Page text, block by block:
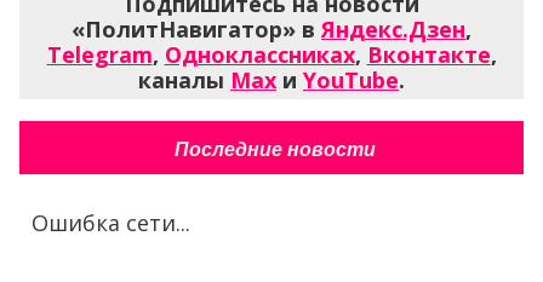
«ПолитНавигатор» в Яндекс.Дзен,
Telegram, Одноклассниках, Вконтакте,
каналы Max и YouTube.
Последние новости
Ошибка сети...